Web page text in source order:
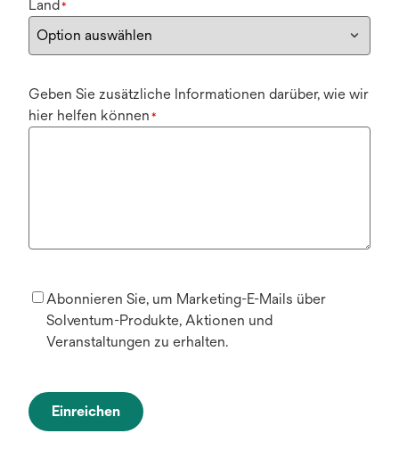
Land*
Geben Sie zusätzliche Informationen darüber, wie wir
hier helfen können *
Abonnieren Sie, um Marketing-E-Mails über
Solventum-Produkte, Aktionen und
Veranstaltungen zu erhalten.
Einreichen